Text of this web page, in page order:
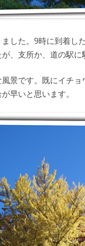
した。9時に到着し
、支所か、道の駅に
景です。既にイチョ
早いと思います。